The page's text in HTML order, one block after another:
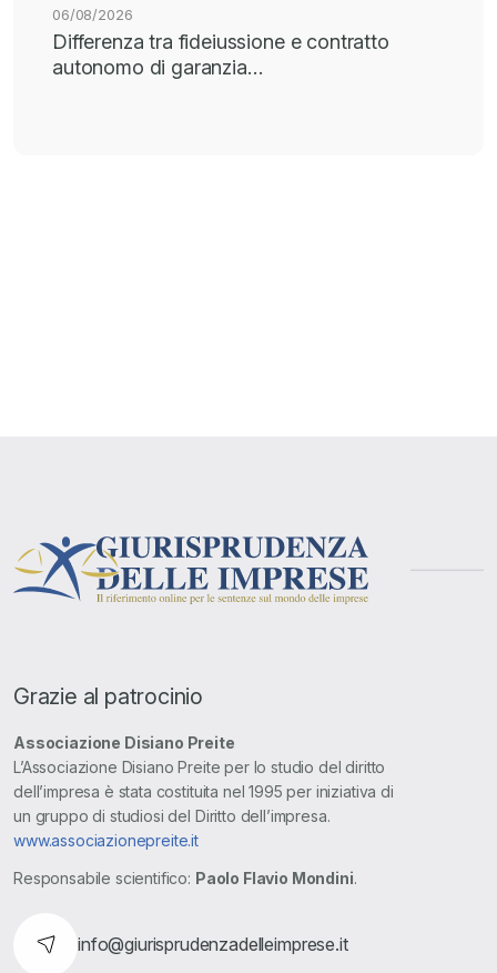
06/08/2026
Differenza tra fideiussione e contratto
autonomo di garanzia…
Grazie al patrocinio
Associazione Disiano Preite
L’Associazione Disiano Preite per lo studio del diritto
dell’impresa è stata costituita nel 1995 per iniziativa di
un gruppo di studiosi del Diritto dell’impresa.
www.associazionepreite.it
Responsabile scientifico: Paolo Flavio Mondini.
info@giurisprudenzadelleimprese.it